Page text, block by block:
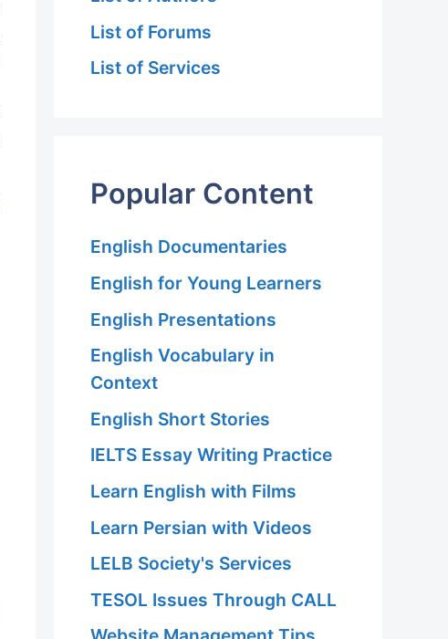
List of Forums
List of Services
Popular Content
English Documentaries
English for Young Learners
English Presentations
English Vocabulary in
Context
English Short Stories
IELTS Essay Writing Practice
Learn English with Films
Learn Persian with Videos
LELB Society's Services
TESOL Issues Through CALL